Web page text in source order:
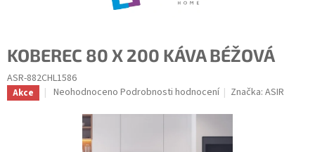
KOBEREC 80 X 200 KÁVA BÉŽOVÁ
ASR-882CHL1586
Akce
Průměrné
produktu
Neohodnoceno Podrobnosti hodnocení Značka:ASIR